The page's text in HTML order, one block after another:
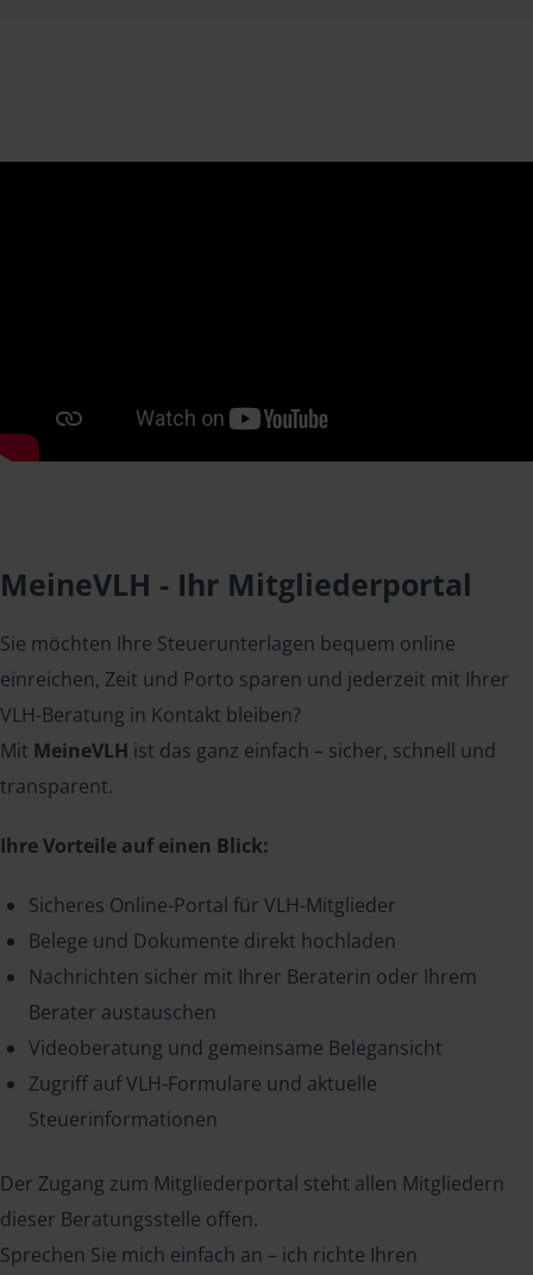
MeineVLH - Ihr Mitgliederportal
Sie möchten Ihre Steuerunterlagen bequem online
einreichen, Zeit und Porto sparen und jederzeit mit Ihrer
VLH-Beratung in Kontakt bleiben?
Mit MeineVLH ist das ganz einfach – sicher, schnell und
transparent.
Ihre Vorteile auf einen Blick:
Sicheres Online-Portal für VLH-Mitglieder
Belege und Dokumente direkt hochladen
Nachrichten sicher mit Ihrer Beraterin oder Ihrem
Berater austauschen
Videoberatung und gemeinsame Belegansicht
Zugriff auf VLH-Formulare und aktuelle
Steuerinformationen
Der Zugang zum Mitgliederportal steht allen Mitgliedern
dieser Beratungsstelle offen.
Sprechen Sie mich einfach an – ich richte Ihren